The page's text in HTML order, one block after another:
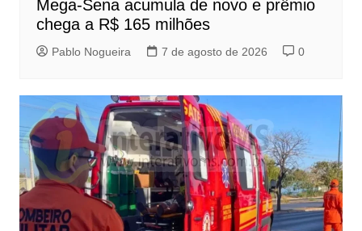
Mega-Sena acumula de novo e prêmio
chega a R$ 165 milhões
Pablo Nogueira 7 de agosto de 2026 0